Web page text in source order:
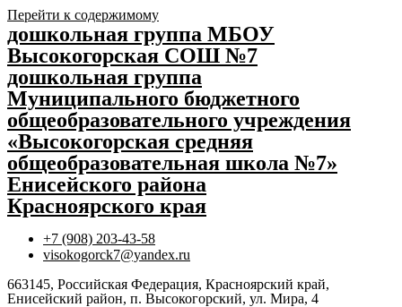
Перейти к содержимому
дошкольная группа МБОУ
Высокогорская СОШ №7
дошкольная группа
Муниципального бюджетного
общеобразовательного учреждения
«Высокогорская средняя
общеобразовательная школа №7»
Енисейского района
Красноярского края
+7 (908) 203-43-58
visokogorck7@yandex.ru
663145, Российская Федерация, Красноярский край,
Енисейский район, п. Высокогорский, ул. Мира, 4